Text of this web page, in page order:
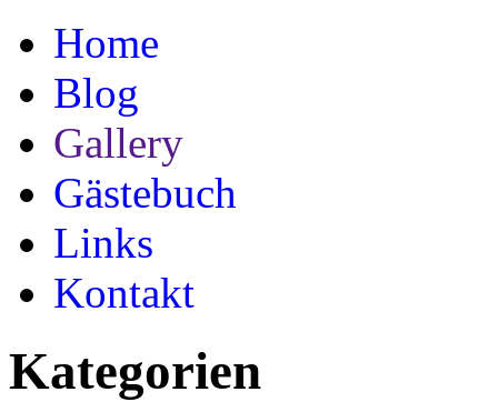
Home
Blog
Gallery
Gästebuch
Links
Kontakt
Kategorien